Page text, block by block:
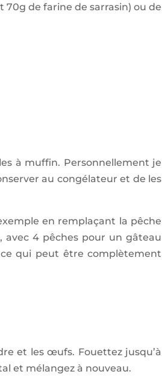
70g de farine de sarrasin) ou de
à muffin. Personnellement je
au congélateur et de les
en remplaçant la pêche
avec 4 pêches pour un gâteau
qui peut être complètement
et les œufs. Fouettez jusqu’à
et mélangez à nouveau.